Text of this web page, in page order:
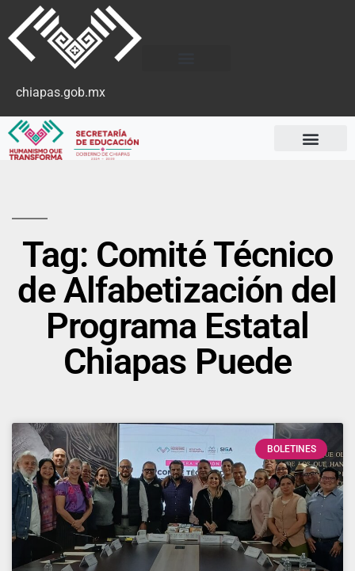
chiapas.gob.mx
Tag: Comité Técnico
de Alfabetización del
Programa Estatal
Chiapas Puede
BOLETINES